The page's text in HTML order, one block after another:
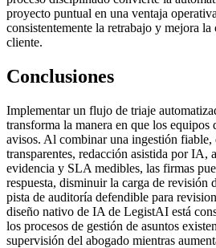
proyecto puntual en una ventaja
consistentemente la retrabajo y mejora la
cliente.
Conclusiones
Implementar un flujo de triaje
transforma la manera en que los equipos
avisos. Al combinar una ingestión
transparentes, redacción asistida por IA,
evidencia y SLA medibles, las firmas
respuesta, disminuir la carga de revisión
pista de auditoría defendible para
diseño nativo de IA de LegistAI está
los procesos de gestión de asuntos
supervisión del abogado mientras